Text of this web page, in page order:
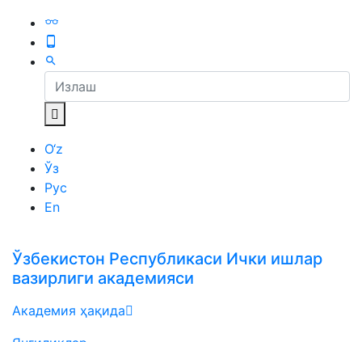
O‘z
Ўз
Рус
En
Ўзбекистон Республикаси Ички ишлар
вазирлиги академияси
Академия ҳақида